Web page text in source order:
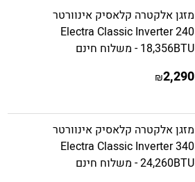
מזגן אלקטרה קלאסיק אינוורטר
Electra Classic Inverter 240
18,356BTU - משלוח חינם
2,290
₪
מזגן אלקטרה קלאסיק אינוורטר
Electra Classic Inverter 340
24,260BTU - משלוח חינם